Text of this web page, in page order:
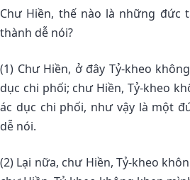
Chư Hiền, thế nào là những đức
thành dễ nói?
(1) Chư Hiền, ở đây Tỷ-kheo
dục chi phối; chư Hiền, Tỷ-kheo
ác dục chi phối, như vậy là một
dễ nói.
(2) Lại nữa, chư Hiền, Tỷ-kheo